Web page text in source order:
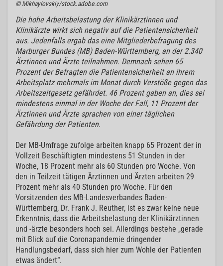
© Mikhaylovskiy/stock.adobe.com
Die hohe Arbeitsbelastung der Klinikärztinnen und
Klinikärzte wirkt sich negativ auf die Patientensicherheit
aus. Jedenfalls ergab das eine Mitgliederbefragung des
Marburger Bundes (MB) Baden-Württemberg, an der 2.340
Ärztinnen und Ärzte teilnahmen. Demnach sehen 65
Prozent der Befragten die Patientensicherheit an ihrem
Arbeitsplatz mehrmals im Monat durch Verstöße gegen das
Arbeitszeitgesetz gefährdet. 46 Prozent gaben an, dies sei
mindestens einmal in der Woche der Fall, 11 Prozent der
Ärztinnen und Ärzte sprachen von einer täglichen
Gefährdung der Patienten.
Der MB-Umfrage zufolge arbeiten knapp 65 Prozent der in
Vollzeit Beschäftigten mindestens 51 Stunden in der
Woche, 18 Prozent mehr als 60 Stunden pro Woche. Von
den in Teilzeit tätigen Ärztinnen und Ärzten arbeiten 29
Prozent mehr als 40 Stunden pro Woche. Für den
Vorsitzenden des MB-Landesverbandes Baden-
Württemberg, Dr. Frank J. Reuther, ist es zwar keine neue
Erkenntnis, dass die Arbeitsbelastung der Klinikärztinnen
und -ärzte besonders hoch sei. Allerdings bestehe „gerade
mit Blick auf die Coronapandemie dringender
Handlungsbedarf, dass sich hier zum Wohle der Patienten
etwas ändert“.